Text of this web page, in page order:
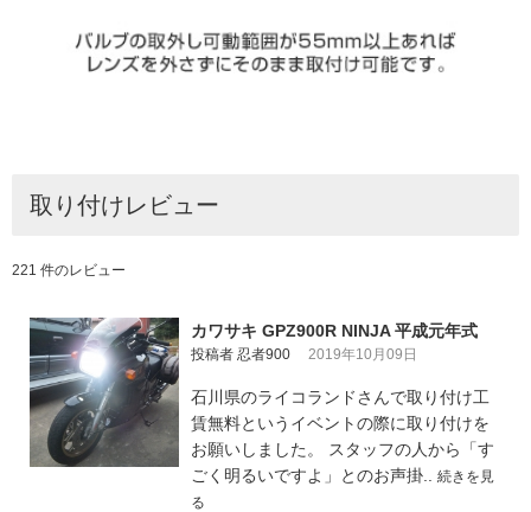
取り付けレビュー
221 件のレビュー
カワサキ GPZ900R NINJA 平成元年式
投稿者 忍者900 2019年10月09日
石川県のライコランドさんで取り付け工
賃無料というイベントの際に取り付けを
お願いしました。 スタッフの人から「す
ごく明るいですよ」とのお声掛.. 続きを見
る